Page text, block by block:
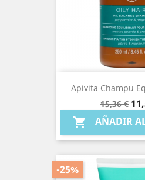
Apivita Champu
Precio
base
15,36 €
 AÑADIR
-25%